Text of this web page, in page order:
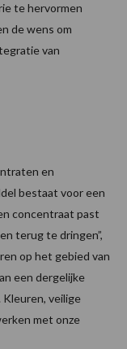
te hervormen
de wens om
van
en
bestaat voor een
concentraat past
terug te dringen”,
op het gebied van
een dergelijke
Kleuren, veilige
met onze